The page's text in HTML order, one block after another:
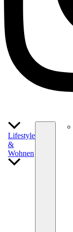
Lifestyle
&
Wohnen